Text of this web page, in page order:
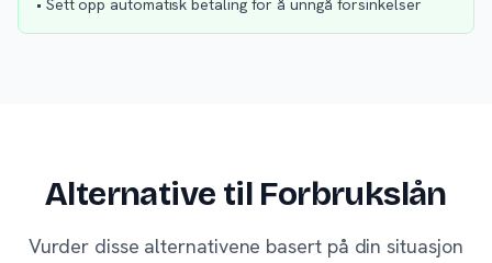
• Sett opp automatisk betaling for å unngå forsinkelser
Alternative til Forbrukslån
Vurder disse alternativene basert på din situasjon